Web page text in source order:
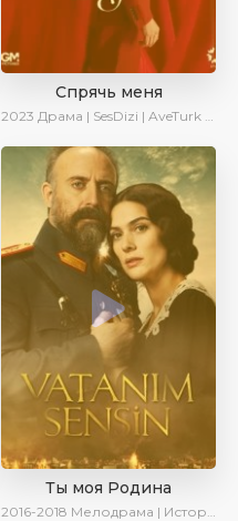
Спрячь меня
2023 Драма | SesDizi | AveTurk | AlisaDirilis | Сериалы 2023
Ты моя Родина
2016-2018 Мелодрама | Исторический | Военный | Turok1990